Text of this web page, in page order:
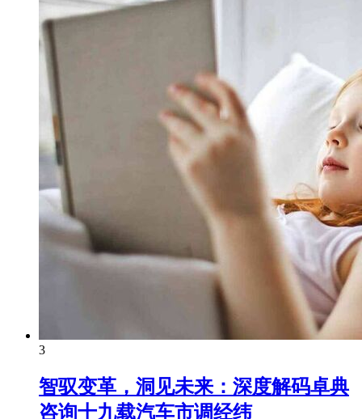
3
智驭变革，洞见未来：深度解码卓典
咨询十九载汽车市调经纬